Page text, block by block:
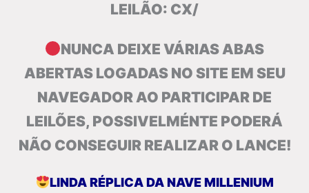
LEILÃO: CX/
NUNCA DEIXE VÁRIAS ABAS
ABERTAS LOGADAS NO SITE EM SEU
NAVEGADOR AO PARTICIPAR DE
LEILÕES, POSSIVELMÉNTE PODERÁ
NÃO CONSEGUIR REALIZAR O LANCE!
LINDA RÉPLICA DA NAVE MILLENIUM